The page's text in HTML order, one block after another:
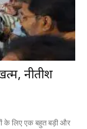
नीतीश
के लिए एक बहुत बड़ी और